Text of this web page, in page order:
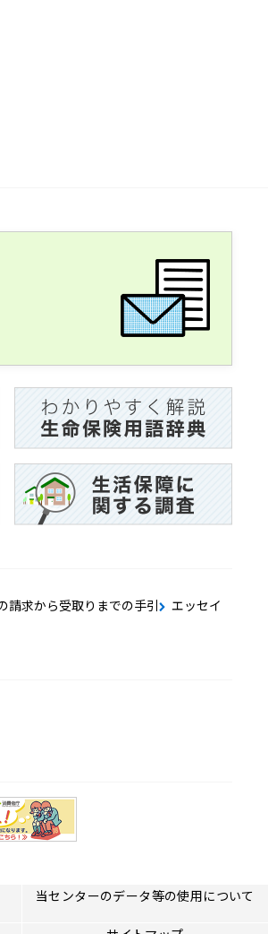
請求から受取りまでの手引 エッセイ
当センターのデータ等の使用について